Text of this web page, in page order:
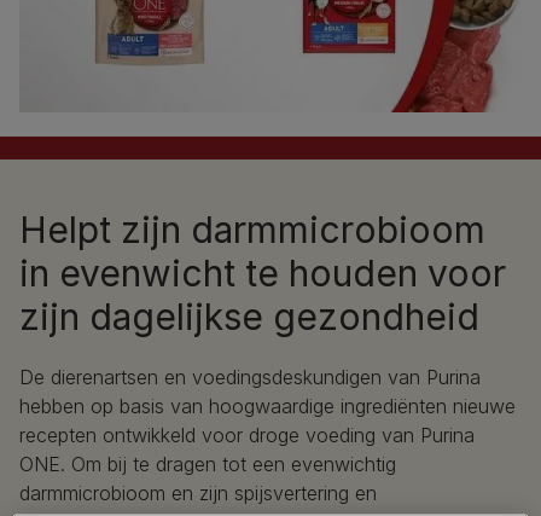
Helpt zijn darmmicrobioom
in evenwicht te houden voor
zijn dagelijkse gezondheid
De dierenartsen en voedingsdeskundigen van Purina
hebben op basis van hoogwaardige ingrediënten nieuwe
recepten ontwikkeld voor droge voeding van Purina
ONE. Om bij te dragen tot een evenwichtig
darmmicrobioom en zijn spijsvertering en